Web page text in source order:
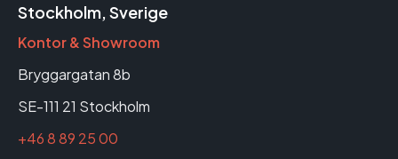
Stockholm, Sverige
Kontor & Showroom
Bryggargatan 8b
SE-111 21 Stockholm
+46 8 89 25 00